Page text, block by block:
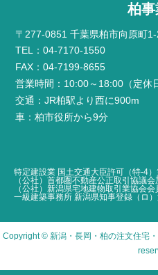
柏
〒277-0851 千葉県柏市向原町
TEL：04-7170-1550
FAX：04-7199-8655
営業時間：10:00～18:00（定休
交通：JR柏駅より西に900m
車：柏市役所から9分
特定建設業 国土交通大臣許可（特-4
（公社）首都圏不動産公正取引協議会
（公社）新潟県宅地建物取引業協会
一級建築事務所 新潟県知事登録（ロ
Copyright © 新潟・長岡・柏の注文住宅